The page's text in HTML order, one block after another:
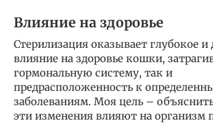
Влияние на здоровье
Стерилизация оказывает глубокое и
влияние на здоровье кошки,
гормональную систему, так и
предрасположенность к
заболеваниям. Моя цель –
эти изменения влияют на организм